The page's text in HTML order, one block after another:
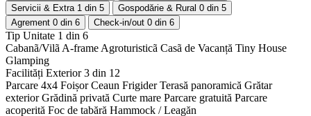
Servicii & Extra 1 din 5 Gospodărie & Rural 0 din 5
Agrement 0 din 6 Check-in/out 0 din 6
Tip Unitate 1 din 6
Cabanã/Vilã A-frame Agroturisticã Casã de Vacanță Tiny House
Glamping
Facilități Exterior3 din 12
Parcare 4x4 Foișor Ceaun Frigider Terasă panoramică Grătar
exterior Grădină privată Curte mare Parcare gratuită Parcare
acoperită Foc de tabără Hammock / Leagăn